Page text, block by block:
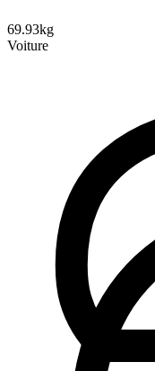
69.93kg
Voiture